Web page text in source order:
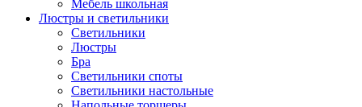
Мебель школьная
Люстры и светильники
Светильники
Люстры
Бра
Светильники споты
Светильники настольные